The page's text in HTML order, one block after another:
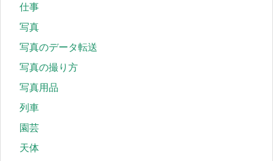
仕事
写真
写真のデータ転送
写真の撮り方
写真用品
列車
園芸
天体